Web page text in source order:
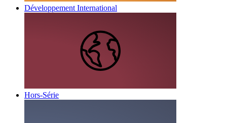
Développement International
Hors-Série